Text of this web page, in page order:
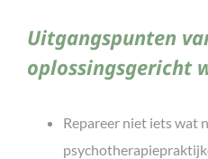
Uitgangspunten
oplossingsgericht
Repareer niet iets wat